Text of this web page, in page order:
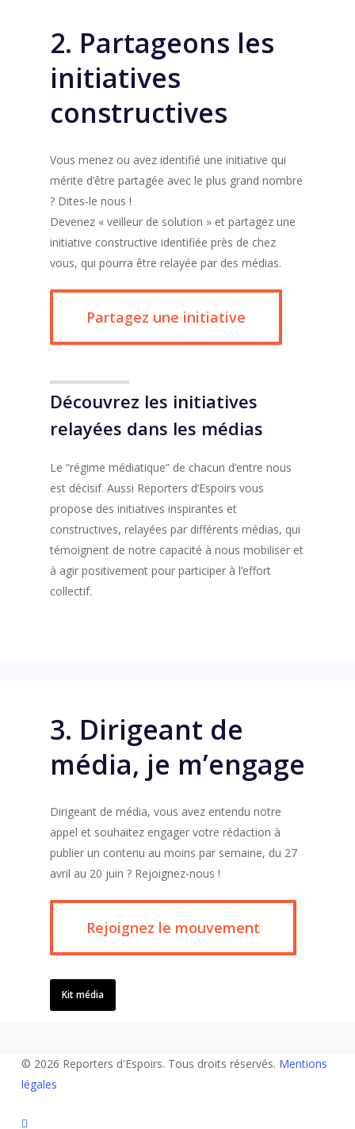
2. Partageons les
initiatives
constructives
Vous menez ou avez identifié une initiative qui
mérite d’être partagée avec le plus grand nombre
? Dites-le nous !
Devenez « veilleur de solution » et partagez une
initiative constructive identifiée près de chez
vous, qui pourra être relayée par des médias.
Partagez une initiative
Découvrez les initiatives
relayées dans les médias
Le “régime médiatique” de chacun d’entre nous
est décisif. Aussi Reporters d’Espoirs vous
propose des initiatives inspirantes et
constructives, relayées par différents médias, qui
témoignent de notre capacité à nous mobiliser et
à agir positivement pour participer à l’effort
collectif.
3. Dirigeant de
média, je m’engage
Dirigeant de média, vous avez entendu notre
appel et souhaitez engager votre rédaction à
publier un contenu au moins par semaine, du 27
avril au 20 juin ? Rejoignez-nous !
Rejoignez le mouvement
Kit média
© 2026 Reporters d'Espoirs. Tous droits réservés. Mentions
légales
twitter